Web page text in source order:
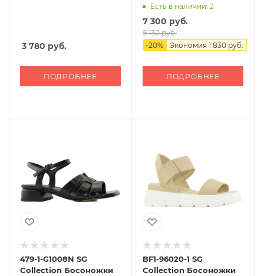
3 780 руб.
ПОДРОБНЕЕ
Есть в наличии: 2
7 300 руб.
9 130 руб.
-20% Экономия 1 830 руб.
ПОДРОБНЕЕ
479-1-G1008N SG
Collection Босоножки
BF1-96020-1 SG
Collection Босоножки